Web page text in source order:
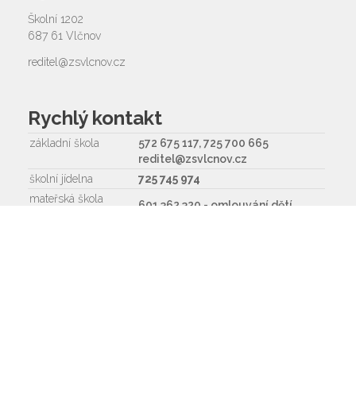
Školní 1202
687 61 Vlčnov
reditel@zsvlcnov.cz
Rychlý kontakt
základní škola
572 675 117, 725 700 665
reditel@zsvlcnov.cz
školní jídelna
725 745 974
mateřská škola
601 362 320 - omlouvání dětí